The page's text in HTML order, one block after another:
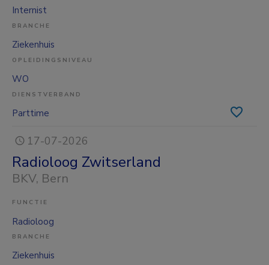
Internist
BRANCHE
Ziekenhuis
OPLEIDINGSNIVEAU
WO
DIENSTVERBAND
Parttime
17-07-2026
Radioloog Zwitserland
BKV, Bern
FUNCTIE
Radioloog
BRANCHE
Ziekenhuis